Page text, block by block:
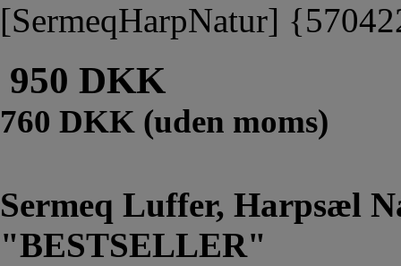
[SermeqHarpNatur]
950 DKK
760 DKK (uden moms)
Sermeq Luffer, Harpsæl
"BESTSELLER"